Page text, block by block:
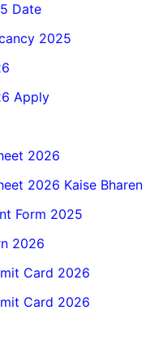
Date
2025
Apply
2026
2026 Kaise Bharen
Form 2025
2026
Card 2026
Card 2026